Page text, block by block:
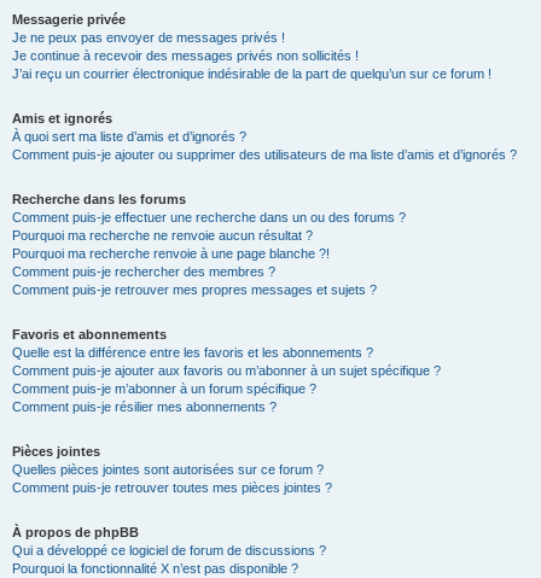
Messagerie privée
Je ne peux pas envoyer de messages privés !
Je continue à recevoir des messages privés non sollicités !
J’ai reçu un courrier électronique indésirable de la part de quelqu’un sur ce forum !
Amis et ignorés
À quoi sert ma liste d’amis et d’ignorés ?
Comment puis-je ajouter ou supprimer des utilisateurs de ma liste d’amis et d’ignorés ?
Recherche dans les forums
Comment puis-je effectuer une recherche dans un ou des forums ?
Pourquoi ma recherche ne renvoie aucun résultat ?
Pourquoi ma recherche renvoie à une page blanche ?!
Comment puis-je rechercher des membres ?
Comment puis-je retrouver mes propres messages et sujets ?
Favoris et abonnements
Quelle est la différence entre les favoris et les abonnements ?
Comment puis-je ajouter aux favoris ou m’abonner à un sujet spécifique ?
Comment puis-je m’abonner à un forum spécifique ?
Comment puis-je résilier mes abonnements ?
Pièces jointes
Quelles pièces jointes sont autorisées sur ce forum ?
Comment puis-je retrouver toutes mes pièces jointes ?
À propos de phpBB
Qui a développé ce logiciel de forum de discussions ?
Pourquoi la fonctionnalité X n’est pas disponible ?